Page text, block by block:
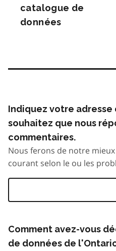
catalogue de
données
Indiquez votre adresse
souhaitez que nous
commentaires.
Nous ferons de notre
courant selon le ou les
Comment avez-vous
de données de